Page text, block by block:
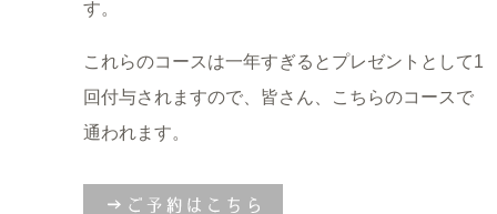
す。
これらのコースは一年すぎるとプレゼントとして1
回付与されますので、 皆さん、こちらのコースで
通われます。